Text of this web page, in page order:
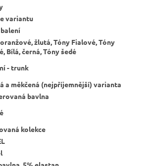
variantu
žlutá, Tóny Fialové, Tóny
Bílá, černá, Tóny šedé
- trunk
a měkčená (nejpříjemnější) varianta
bavlna
kolekce